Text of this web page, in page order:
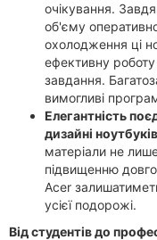
очікування.
об'єму
охолодження ці
ефективну
завдання.
вимогливі
Елегантність
дизайні
матеріали не
підвищенню
Acer
усієї подорожі.
Від студентів до